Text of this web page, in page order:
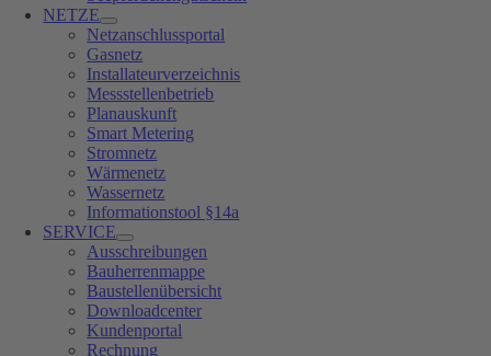
NETZE
Netzanschlussportal
Gasnetz
Installateurverzeichnis
Messstellenbetrieb
Planauskunft
Smart Metering
Stromnetz
Wärmenetz
Wassernetz
Informationstool §14a
SERVICE
Ausschreibungen
Bauherrenmappe
Baustellenübersicht
Downloadcenter
Kundenportal
Rechnung